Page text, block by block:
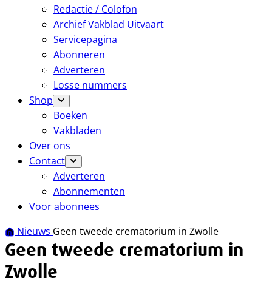
Redactie / Colofon
Archief Vakblad Uitvaart
Servicepagina
Abonneren
Adverteren
Losse nummers
Shop
Boeken
Vakbladen
Over ons
Contact
Adverteren
Abonnementen
Voor abonnees
Nieuws Geen tweede crematorium in Zwolle
Geen tweede crematorium in
Zwolle